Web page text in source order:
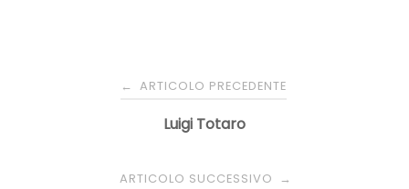
Navigazione
← ARTICOLO PRECEDENTE
Luigi Totaro
ARTICOLO SUCCESSIVO →